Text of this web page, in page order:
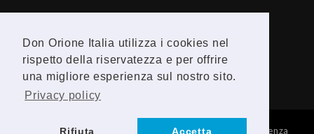
Don Orione Italia utilizza i cookies nel
rispetto della riservatezza e per offrire
una migliore esperienza sul nostro sito.
Privacy policy
Rifiuta Accetta
F
a
Y
o
© 2026 Provincia Religiosa Madre della Divina Provvidenza